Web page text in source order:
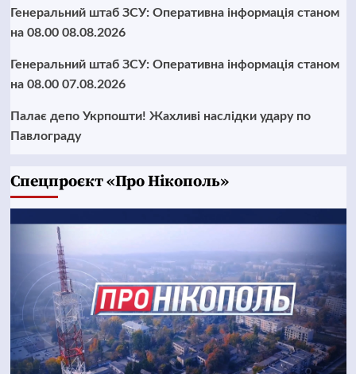
Генеральний штаб ЗСУ: Оперативна інформація станом
на 08.00 08.08.2026
Генеральний штаб ЗСУ: Оперативна інформація станом
на 08.00 07.08.2026
Палає депо Укрпошти! Жахливі наслідки удару по
Павлограду
Cпецпроєкт «Про Нікополь»